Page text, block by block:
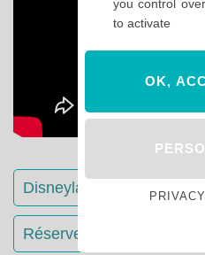
Disneyland Paris : Le
Réserver votre séjour :
you control
to activate
OK,